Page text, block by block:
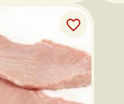
favorite_border